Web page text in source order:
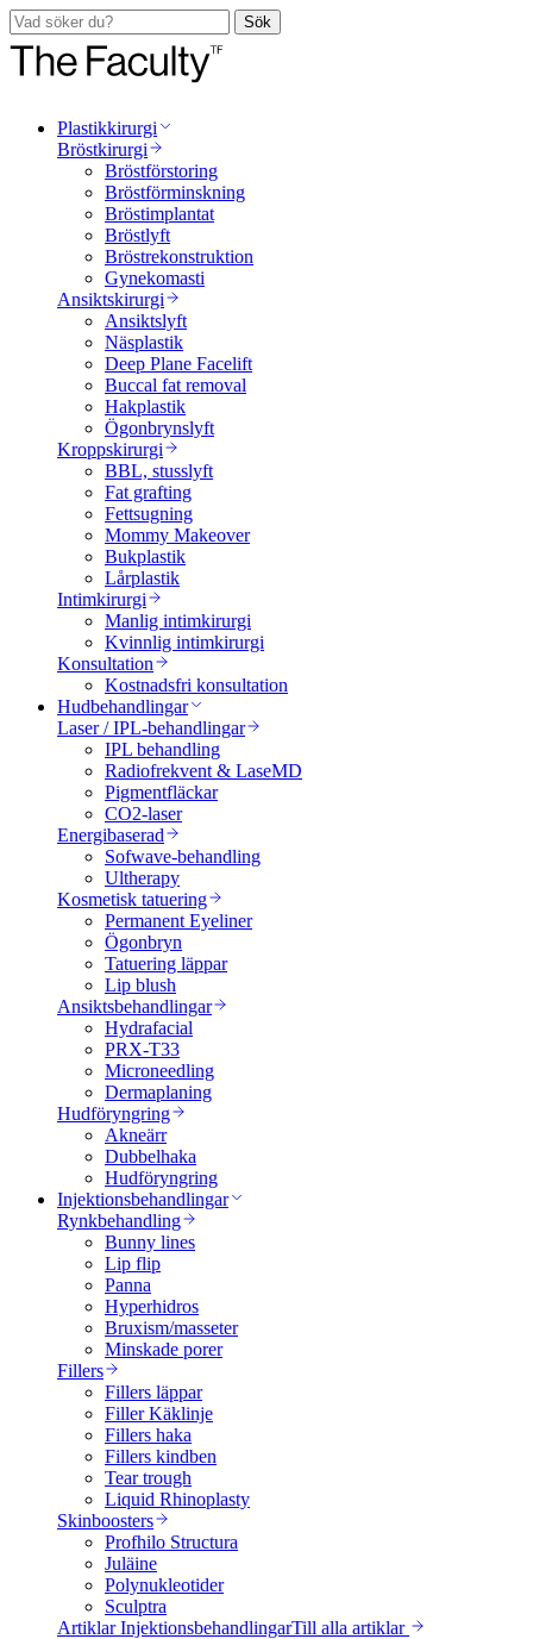
Sök
Plastikkirurgi
Bröstkirurgi
Bröstförstoring
Bröstförminskning
Bröstimplantat
Bröstlyft
Bröstrekonstruktion
Gynekomasti
Ansiktskirurgi
Ansiktslyft
Näsplastik
Deep Plane Facelift
Buccal fat removal
Hakplastik
Ögonbrynslyft
Kroppskirurgi
BBL, stusslyft
Fat grafting
Fettsugning
Mommy Makeover
Bukplastik
Lårplastik
Intimkirurgi
Manlig intimkirurgi
Kvinnlig intimkirurgi
Konsultation
Kostnadsfri konsultation
Hudbehandlingar
Laser / IPL-behandlingar
IPL behandling
Radiofrekvent & LaseMD
Pigmentfläckar
CO2-laser
Energibaserad
Sofwave-behandling
Ultherapy
Kosmetisk tatuering
Permanent Eyeliner
Ögonbryn
Tatuering läppar
Lip blush
Ansiktsbehandlingar
Hydrafacial
PRX-T33
Microneedling
Dermaplaning
Hudföryngring
Akneärr
Dubbelhaka
Hudföryngring
Injektionsbehandlingar
Rynkbehandling
Bunny lines
Lip flip
Panna
Hyperhidros
Bruxism/masseter
Minskade porer
Fillers
Fillers läppar
Filler Käklinje
Fillers haka
Fillers kindben
Tear trough
Liquid Rhinoplasty
Skinboosters
Profhilo Structura
Juläine
Polynukleotider
Sculptra
Artiklar InjektionsbehandlingarTill alla artiklar